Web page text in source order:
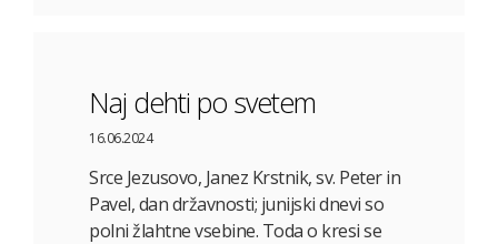
Naj dehti po svetem
16.06.2024
Srce Jezusovo, Janez Krstnik, sv. Peter in
Pavel, dan državnosti; junijski dnevi so
polni žlahtne vsebine. Toda o kresi se